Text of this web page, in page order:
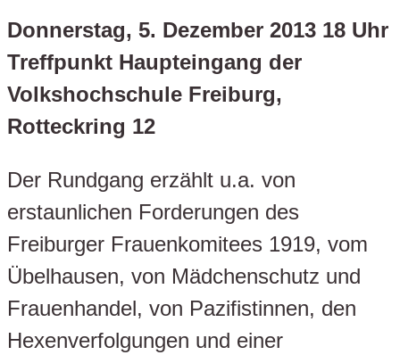
Donnerstag, 5. Dezember 2013 18 Uhr
Treffpunkt Haupteingang der
Volkshochschule Freiburg,
Rotteckring 12
Der Rundgang erzählt u.a. von
erstaunlichen Forderungen des
Freiburger Frauenkomitees 1919, vom
Übelhausen, von Mädchenschutz und
Frauenhandel, von Pazifistinnen, den
Hexenverfolgungen und einer